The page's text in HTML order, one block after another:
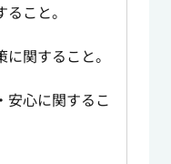
こと。
関すること。
心に関するこ